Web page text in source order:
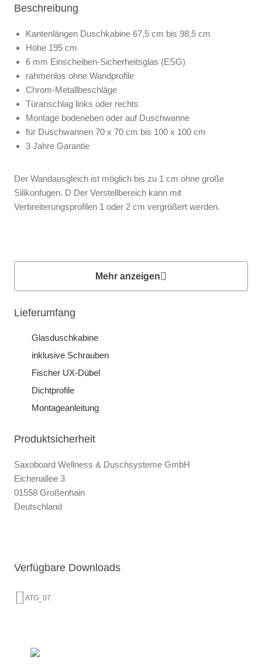
Beschreibung
Kantenlängen Duschkabine 67,5 cm bis 98,5 cm
Höhe 195 cm
6 mm Einscheiben-Sicherheitsglas (ESG)
rahmenlos ohne Wandprofile
Chrom-Metallbeschläge
Türanschlag links oder rechts
Montage bodeneben oder auf Duschwanne
für Duschwannen 70 x 70 cm bis 100 x 100 cm
3 Jahre Garantie
Der Wandausgleich ist möglich bis zu 1 cm ohne große
Silikonfugen. D Der Verstellbereich kann mit
Verbreiterungsprofilen 1 oder 2 cm vergrößert werden.
Lieferumfang
Glasduschkabine
inklusive Schrauben
Fischer UX-Dübel
Dichtprofile
Montageanleitung
Produktsicherheit
Saxoboard Wellness & Duschsysteme GmbH
Eichenallee 3
01558 Großenhain
Deutschland
Mehr anzeigen
Verfügbare Downloads
ATG_07